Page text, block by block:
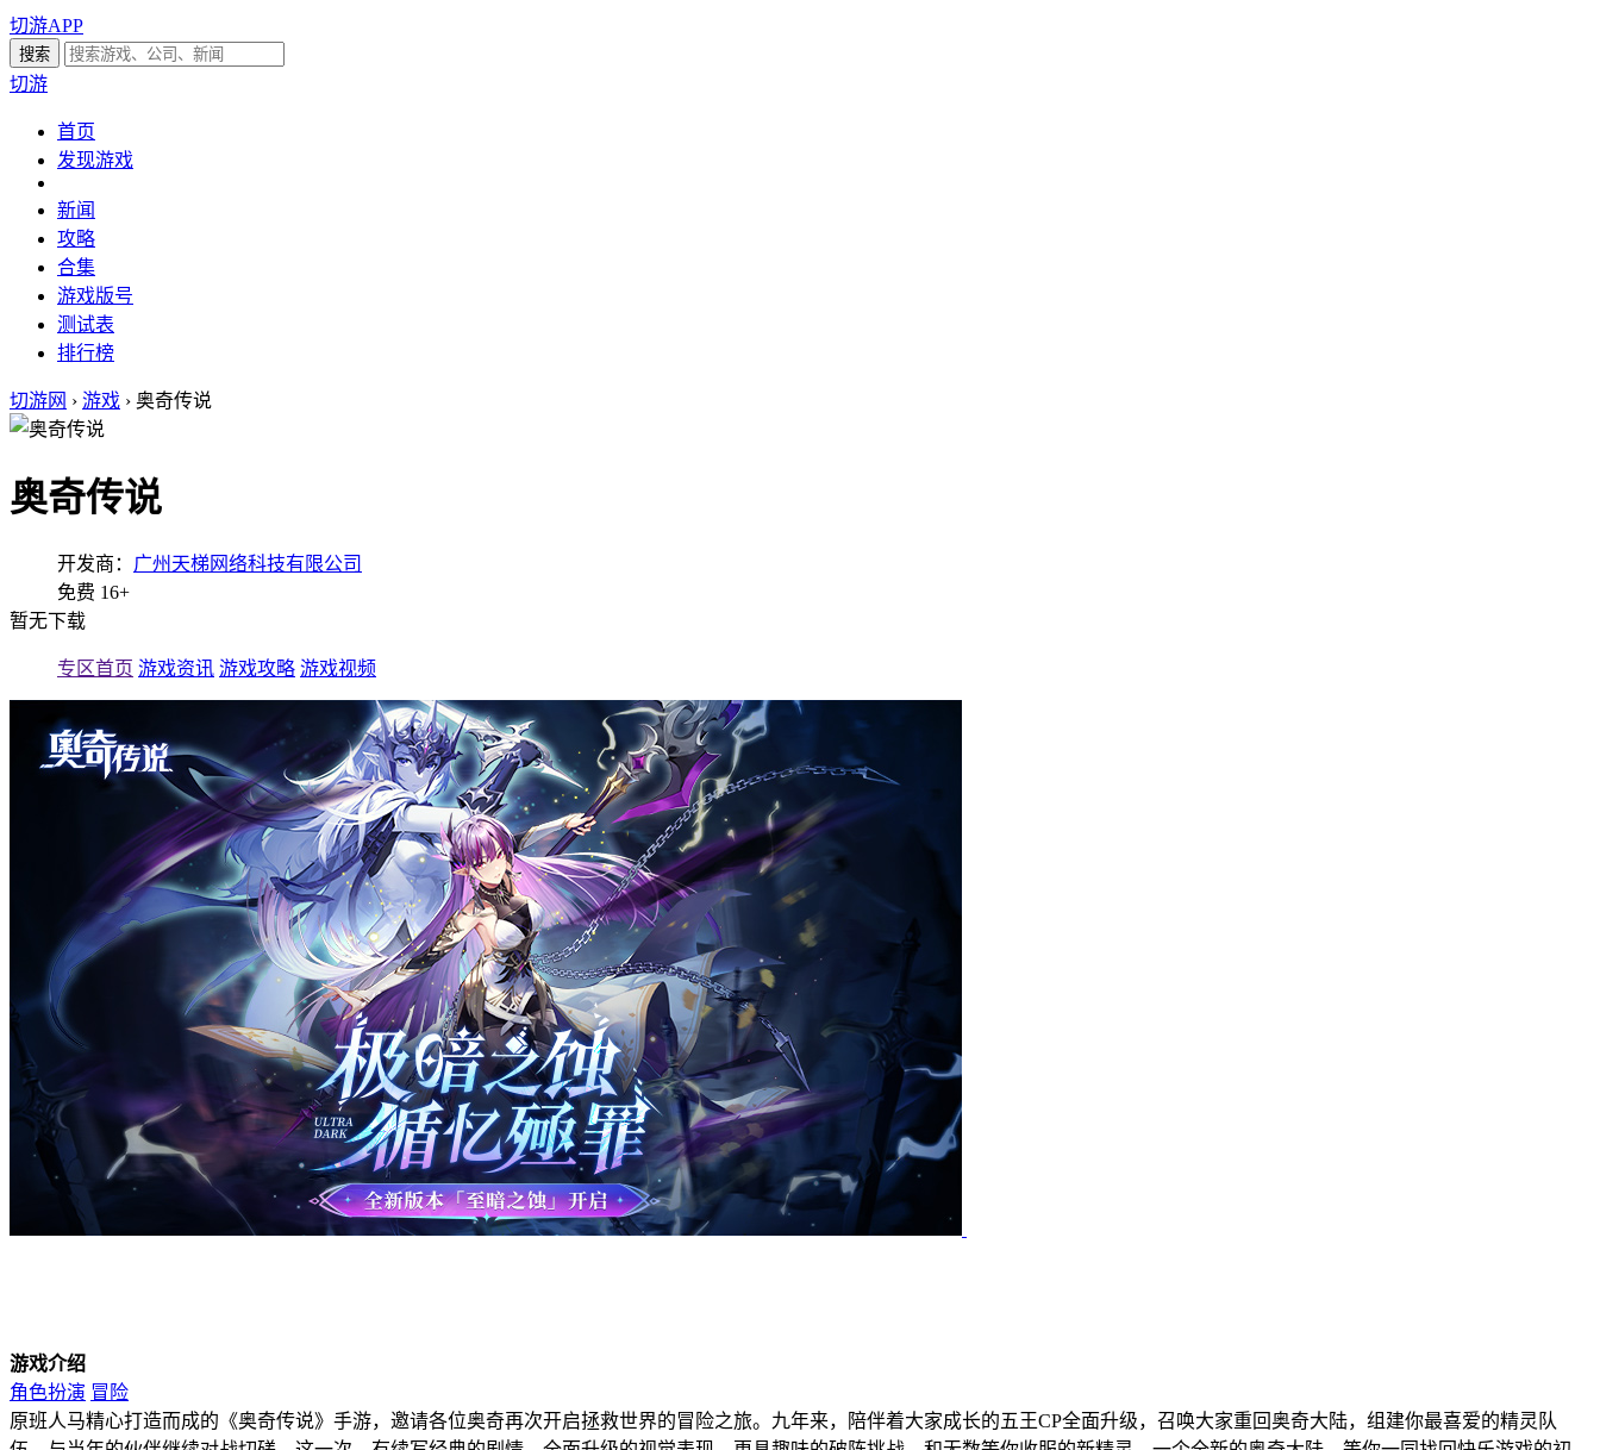
切游APP
切游
首页
发现游戏
新闻
攻略
合集
游戏版号
测试表
排行榜
切游网 › 游戏 › 奥奇传说
奥奇传说
开发商： 广州天梯网络科技有限公司
免费 16+
暂无下载
专区首页 游戏资讯 游戏攻略 游戏视频
游戏介绍
角色扮演 冒险
原班人马精心打造而成的《奥奇传说》手游，邀请各位奥奇再次开启拯救世界的冒险之旅。九年来，陪伴着大家成长的五王CP全面升级，召唤大家重回奥奇大陆，组建你最喜爱的精灵队